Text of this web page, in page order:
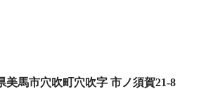
馬市穴吹町穴吹字 市ノ須賀21-8